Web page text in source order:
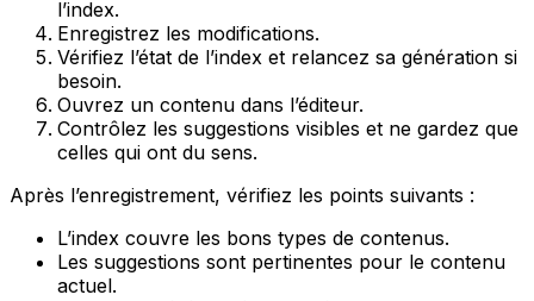
l’index.
Enregistrez les modifications.
Vérifiez l’état de l’index et relancez sa génération si
besoin.
Ouvrez un contenu dans l’éditeur.
Contrôlez les suggestions visibles et ne gardez que
celles qui ont du sens.
Après l’enregistrement, vérifiez les points suivants :
L’index couvre les bons types de contenus.
Les suggestions sont pertinentes pour le contenu
actuel.